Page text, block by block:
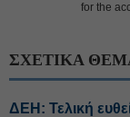
for the
ΣΧΕΤΙΚΑ
ΔΕΗ: Τελική